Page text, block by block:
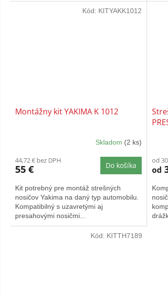
Montážny kit YAKIMA K 1012
Skladom (2 ks)
44,72 € bez DPH
55 € Do košíka
Kit potrebný pre montáž strešných
nosičov Yakima na daný typ automobilu.
Kompatibilný s uzavretými aj
presahovými nosičmi...
Kód: KITYAKK1012
od
od
Kód: KITTH7189